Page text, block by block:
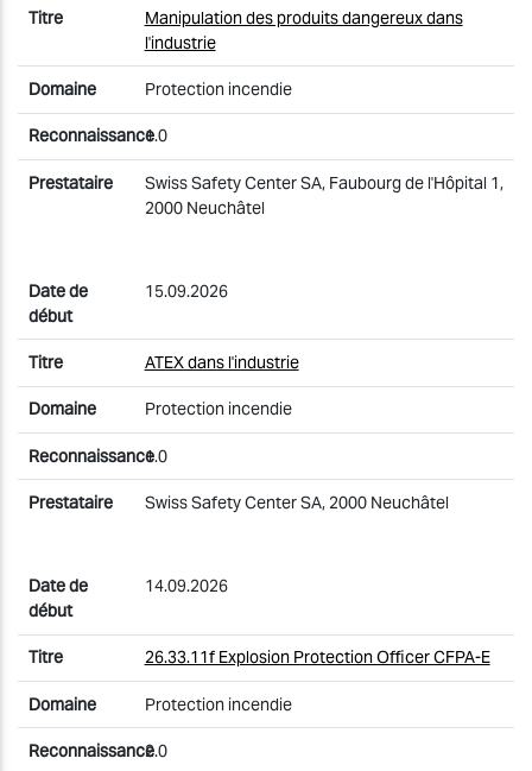
Manipulation des produits dangereux dans
l'industrie
Protection incendie
1.0
Swiss Safety Center SA, Faubourg de l'Hôpital 1,
2000 Neuchâtel
15.09.2026
ATEX dans l'industrie
Protection incendie
1.0
Swiss Safety Center SA, 2000 Neuchâtel
14.09.2026
26.33.11f Explosion Protection Officer CFPA-E
Protection incendie
2.0